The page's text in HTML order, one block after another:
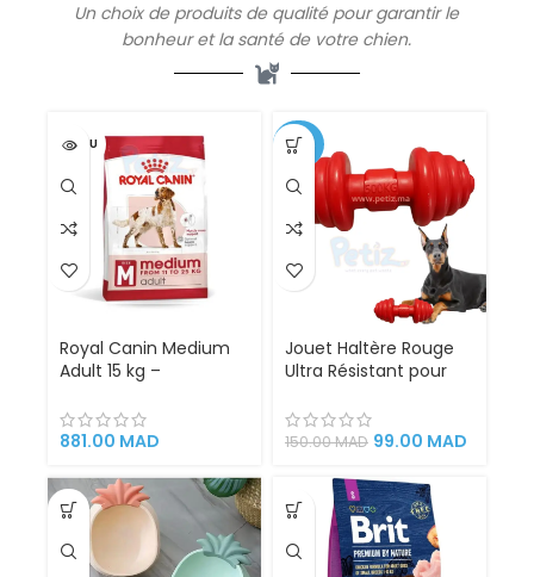
Un choix de produits de qualité pour garantir le
bonheur et la santé de votre chien.
VENDU
Royal Canin Medium
Adult 15 kg –
Nutritionnelles pour
Chiens Adultes de
Formule Équilibrée
pour Vitalité et Santé
Optimale
881.00 MAD
-34%
Jouet Haltère Rouge
Ultra Résistant pour
Naturel Indestructible
– Nettoyage Dentaire
150.00MAD 99.00 MAD